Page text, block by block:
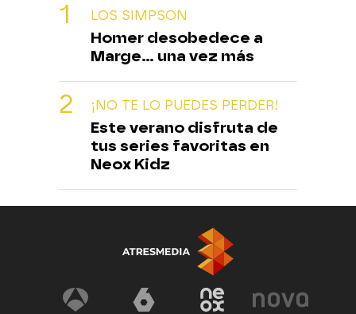
LOS SIMPSON
Homer desobedece a
Marge... una vez más
¡NO TE LO PUEDES PERDER!
Este verano disfruta de
tus series favoritas en
Neox Kidz